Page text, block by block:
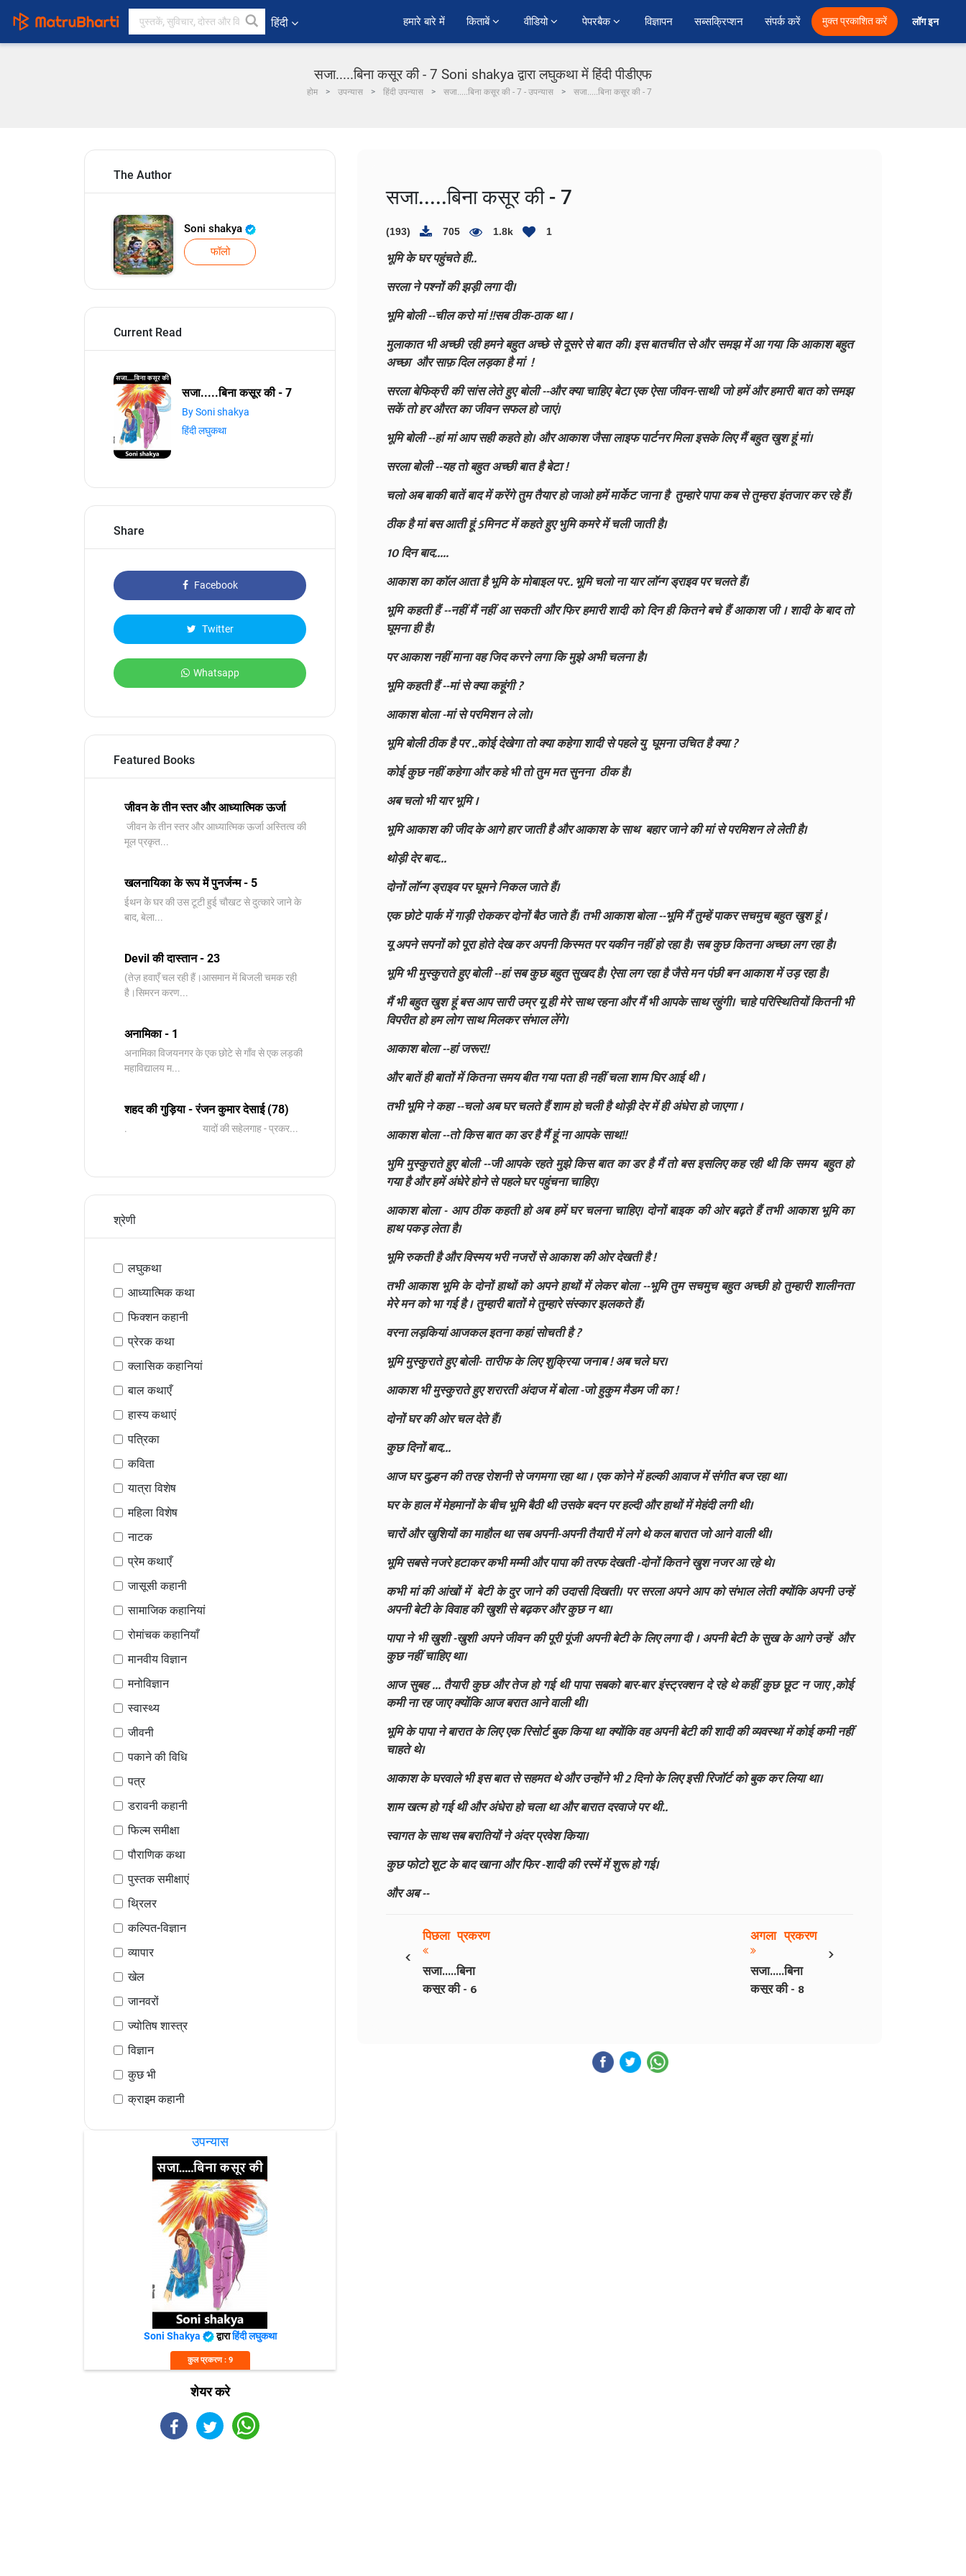
हिंदी हमारे बारे में किताबें वीडियो पेपरबैक विज्ञापन सब्सक्रिप्शन संपर्क करें मुक्त प्रकाशित करें लॉग इन
सजा.....बिना कसूर की - 7 Soni shakya द्वारा लघुकथा में हिंदी पीडीएफ
होम उपन्यास हिंदी उपन्यास सजा.....बिना कसूर की - 7 - उपन्यास सजा.....बिना कसूर की - 7
The Author
Soni shakya
फॉलो
Current Read
सजा.....बिना कसूर की - 7
By Soni shakya
हिंदी लघुकथा
Share
Facebook
Twitter
Whatsapp
Featured Books
जीवन के तीन स्तर और आध्यात्मिक ऊर्जा
जीवन के तीन स्तर और आध्यात्मिक ऊर्जा अस्तित्व की
मूल प्रकृत...
खलनायिका के रूप में पुनर्जन्म - 5
ईथन के घर की उस टूटी हुई चौखट से दुत्कारे जाने के
बाद, बेला...
Devil की दास्तान - 23
(तेज़ हवाएँ चल रही हैं।आसमान में बिजली चमक रही
है।सिमरन करण...
अनामिका - 1
अनामिका विजयनगर के एक छोटे से गाँव से एक लड़की
महाविद्यालय म...
शहद की गुड़िया - रंजन कुमार देसाई (78)
. यादों की सहेलगाह - प्रकर...
श्रेणी
लघुकथा
आध्यात्मिक कथा
फिक्शन कहानी
प्रेरक कथा
क्लासिक कहानियां
बाल कथाएँ
हास्य कथाएं
पत्रिका
कविता
यात्रा विशेष
महिला विशेष
नाटक
प्रेम कथाएँ
जासूसी कहानी
सामाजिक कहानियां
रोमांचक कहानियाँ
मानवीय विज्ञान
मनोविज्ञान
स्वास्थ्य
जीवनी
पकाने की विधि
पत्र
डरावनी कहानी
फिल्म समीक्षा
पौराणिक कथा
पुस्तक समीक्षाएं
थ्रिलर
कल्पित-विज्ञान
व्यापार
खेल
जानवरों
ज्योतिष शास्त्र
विज्ञान
कुछ भी
क्राइम कहानी
उपन्यास
Soni Shakya द्वाराहिंदी लघुकथा
कुल प्रकरण : 9
शेयर करे
सजा.....बिना कसूर की - 7
(193) 705 1.8k 1
भूमि के घर पहुंचते ही..
सरला ने पश्नों की झड़ी लगा दी।
भूमि बोली --चील करो मां !!सब ठीक-ठाक था ।
मुलाकात भी अच्छी रही हमने बहुत अच्छे से दूसरे से बात की। इस बातचीत से और समझ में आ गया कि आकाश बहुत
अच्छा और साफ़ दिल लड़का है मां !
सरला बेफिक्री की सांस लेते हुए बोली --और क्या चाहिए बेटा एक ऐसा जीवन-साथी जो हमें और हमारी बात को समझ
सकें तो हर औरत का जीवन सफल हो जाएं।
भूमि बोली --हां मां आप सही कहते हो। और आकाश जैसा लाइफ पार्टनर मिला इसके लिए मैं बहुत खुश हूं मां।
सरला बोली --यह तो बहुत अच्छी बात है बेटा !
चलो अब बाकी बातें बाद में करेंगे तुम तैयार हो जाओ हमें मार्केट जाना है तुम्हारे पापा कब से तुम्हरा इंतजार कर रहे हैं।
ठीक है मां बस आती हूं 5मिनट में कहते हुए भुमि कमरे में चली जाती है।
10 दिन बाद.....
आकाश का कॉल आता है भूमि के मोबाइल पर.. भूमि चलो ना यार लॉन्ग ड्राइव पर चलते हैं।
भूमि कहती हैं --नहीं मैं नहीं आ सकती और फिर हमारी शादी को दिन ही कितने बचे हैं आकाश जी । शादी के बाद तो
घूमना ही है।
पर आकाश नहीं माना वह जिद करने लगा कि मुझे अभी चलना है।
भूमि कहती हैं --मां से क्या कहूंगी ?
आकाश बोला -मां से परमिशन ले लो।
भूमि बोली ठीक है पर ..कोई देखेगा तो क्या कहेगा शादी से पहले यु घूमना उचित है क्या ?
कोई कुछ नहीं कहेगा और कहे भी तो तुम मत सुनना ठीक है।
अब चलो भी यार भूमि ।
भूमि आकाश की जीद के आगे हार जाती है और आकाश के साथ बहार जाने की मां से परमिशन ले लेती है।
थोड़ी देर बाद...
दोनों लॉन्ग ड्राइव पर घूमने निकल जाते हैं।
एक छोटे पार्क में गाड़ी रोककर दोनों बैठ जाते हैं। तभी आकाश बोला --भूमि मैं तुम्हें पाकर सचमुच बहुत खुश हूं ।
यू अपने सपनों को पूरा होते देख कर अपनी किस्मत पर यकीन नहीं हो रहा है। सब कुछ कितना अच्छा लग रहा है।
भूमि भी मुस्कुराते हुए बोली --हां सब कुछ बहुत सुखद है। ऐसा लग रहा है जैसे मन पंछी बन आकाश में उड़ रहा है।
मैं भी बहुत खुश हूं बस आप सारी उम्र यू ही मेरे साथ रहना और मैं भी आपके साथ रहुंगी। चाहे परिस्थितियों कितनी भी
विपरीत हो हम लोग साथ मिलकर संभाल लेंगे।
आकाश बोला --हां जरूर!!
और बातें ही बातों में कितना समय बीत गया पता ही नहीं चला शाम घिर आई थी ।
तभी भूमि ने कहा --चलो अब घर चलते हैं शाम हो चली है थोड़ी देर में ही अंधेरा हो जाएगा ‌।
आकाश बोला --तो किस बात का डर है मैं हूं ना आपके साथ!!
भुमि मुस्कुराते हुए बोली --जी आपके रहते मुझे किस बात का डर है मैं तो बस इसलिए कह रही थी कि समय बहुत हो
गया है और हमें अंधेरे होने से पहले घर पहुंचना चाहिए।
आकाश बोला - आप ठीक कहती हो अब हमें घर चलना चाहिए। दोनों बाइक की ओर बढ़ते हैं तभी आकाश भूमि का
हाथ पकड़ लेता है।
भूमि रुकती है और विस्मय भरी नजरों से आकाश की ओर देखती है !
तभी आकाश भूमि के दोनों हाथों को अपने हाथों में लेकर बोला --भूमि तुम सचमुच बहुत अच्छी हो तुम्हारी शालीनता
मेरे मन को भा गई है । तुम्हारी बातों मे तुम्हारे संस्कार झलकते हैं।
वरना लड़कियां आजकल इतना कहां सोचती है ?
भूमि मुस्कुराते हुए बोली- तारीफ के लिए शुक्रिया जनाब ! अब चले घर।
आकाश भी मुस्कुराते हुए शरारती अंदाज में बोला -जो हुकुम मैडम जी का !
दोनों घर की ओर चल देते हैं।
कुछ दिनों बाद...
आज घर दुल्हन की तरह रोशनी से जगमगा रहा था ‌‌। एक कोने में हल्की आवाज में संगीत बज रहा था।
घर के हाल में मेहमानों के बीच भूमि बैठी थी उसके बदन पर हल्दी और हाथों में मेहंदी लगी थी।
चारों और खुशियों का माहौल था सब अपनी-अपनी तैयारी में लगे थे कल बारात जो आने वाली थी।
भूमि सबसे नजरे हटाकर कभी मम्मी और पापा की तरफ देखती -दोनों कितने खुश नजर आ रहे थे।
कभी मां की आंखों में बेटी के दुर जाने की उदासी दिखती। पर सरला अपने आप को संभाल लेती क्योंकि अपनी उन्हें
अपनी बेटी के विवाह की खुशी से बढ़कर और कुछ न था।
पापा ने भी खुशी -खुशी अपने जीवन की पूरी पूंजी अपनी बेटी के लिए लगा दी । अपनी बेटी के सुख के आगे उन्हें और
कुछ नहीं चाहिए था।
आज सुबह ... तैयारी कुछ और तेज हो गई थी पापा सबको बार-बार इंस्ट्रक्शन दे रहे थे कहीं कुछ छूट न जाए ,कोई
कमी ना रह जाए क्योंकि आज बरात आने वाली थी।
भूमि के पापा ने बारात के लिए एक रिसोर्ट बुक किया था क्योंकि वह अपनी बेटी की शादी की व्यवस्था में कोई कमी नहीं
चाहते थे।
आकाश के घरवाले भी इस बात से सहमत थे और उन्होंने भी 2 दिनो के लिए इसी रिजॉर्ट को बुक कर लिया था।
शाम खत्म हो गई थी और अंधेरा हो चला था और बारात दरवाजे पर थी..
स्वागत के साथ सब बरातियों ने अंदर प्रवेश किया।
कुछ फोटो शूट के बाद खाना और फिर -शादी की रस्में में शुरू हो गई।
और अब --
‹
पिछला प्रकरण
सजा.....बिना
कसूर की - 6
›
अगला प्रकरण
सजा.....बिना
कसूर की - 8